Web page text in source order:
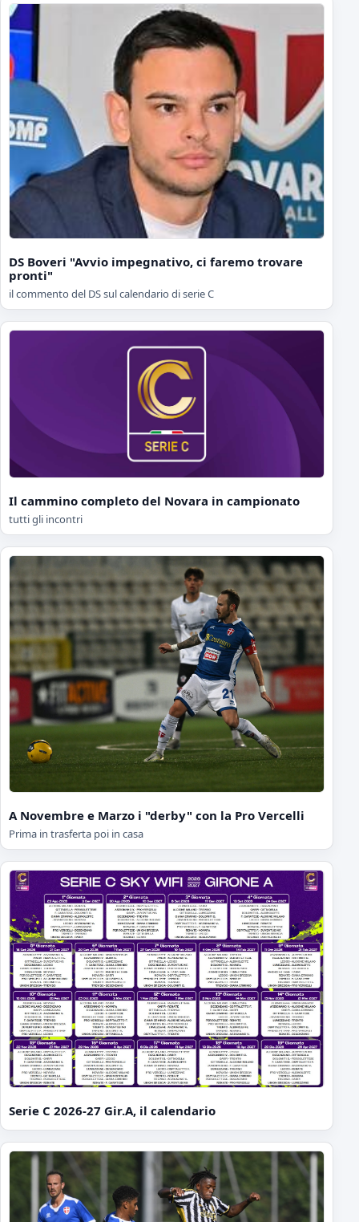
DS Boveri "Avvio impegnativo, ci faremo trovare
pronti"
il commento del DS sul calendario di serie C
Il cammino completo del Novara in campionato
tutti gli incontri
A Novembre e Marzo i "derby" con la Pro Vercelli
Prima in trasferta poi in casa
Serie C 2026-27 Gir.A, il calendario